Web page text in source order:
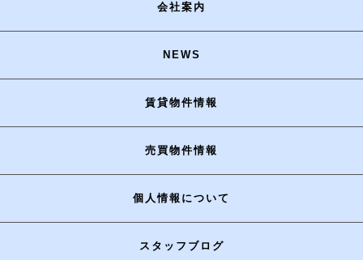
会社案内
NEWS
賃貸物件情報
売買物件情報
個人情報について
スタッフブログ